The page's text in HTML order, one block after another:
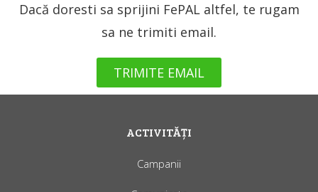
Dacă doresti sa sprijini FePAL altfel, te rugam
sa ne trimiti email.
TRIMITE EMAIL
ACTIVITĂȚI
Campanii